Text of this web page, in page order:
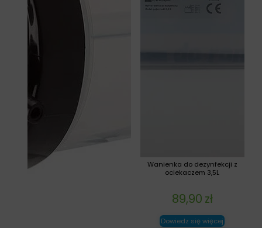
Wanienka do dezynfekcji z
ociekaczem 3,5L
89,90 zł
Dowiedz się więcej